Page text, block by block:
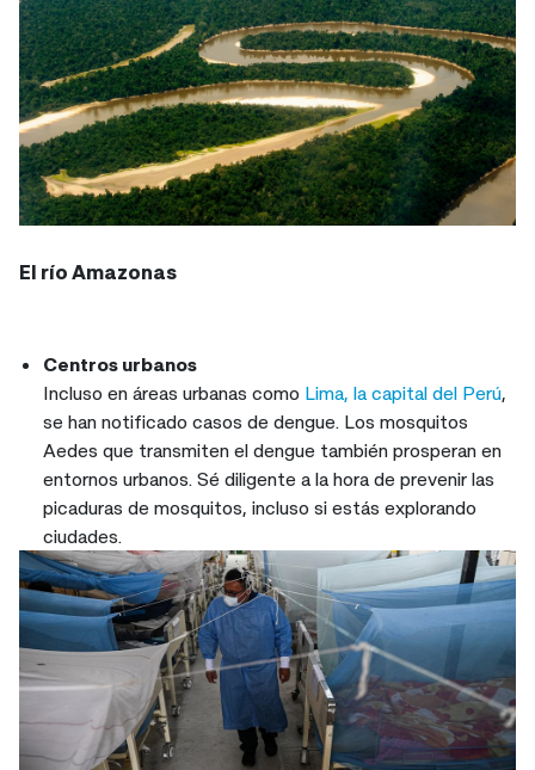
El río Amazonas
Centros urbanos
Incluso en áreas urbanas como Lima, la capital del Perú,
se han notificado casos de dengue. Los mosquitos
Aedes que transmiten el dengue también prosperan en
entornos urbanos. Sé diligente a la hora de prevenir las
picaduras de mosquitos, incluso si estás explorando
ciudades.